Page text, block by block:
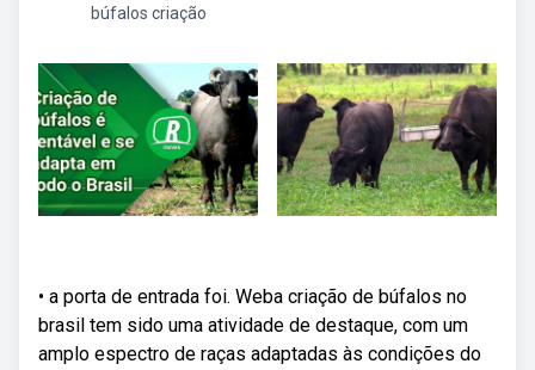
búfalos criação
• a porta de entrada foi. Weba criação de búfalos no
brasil tem sido uma atividade de destaque, com um
amplo espectro de raças adaptadas às condições do